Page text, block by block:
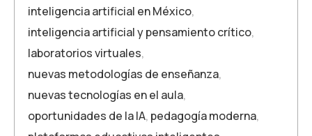
inteligencia artificial en México,
inteligencia artificial y pensamiento crítico,
laboratorios virtuales,
nuevas metodologías de enseñanza,
nuevas tecnologías en el aula,
oportunidades de la IA, pedagogía moderna,